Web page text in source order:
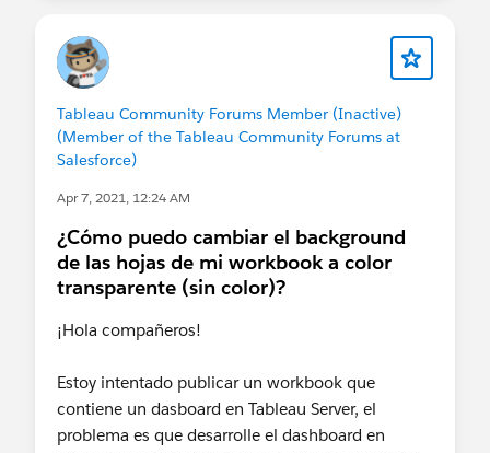
libro de trabajo para usarlo como una plantilla.
amable de dar clic en "Select as Best"? Esto
ayudará a otros usuarios a encontrar la misma
realizar un seguimiento de las preguntas
respondidas. Gracias.
Saludos,
Diego Martínez
Tableau Community Forums Member (Inactive)
(Member of the Tableau Community Forums at
Salesforce)
Apr 7, 2021, 12:24 AM
¿Cómo puedo cambiar el background
de las hojas de mi workbook a color
transparente (sin color)?
¡Hola compañeros!
Estoy intentado publicar un workbook que
contiene un dasboard en Tableau Server, el
problema es que desarrolle el dashboard en